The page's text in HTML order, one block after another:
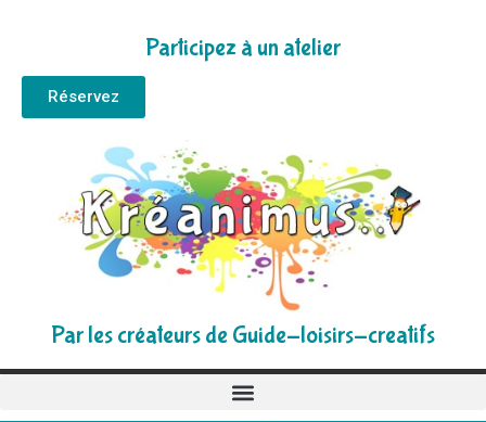
Participez à un atelier
Réservez
Par les créateurs de Guide-loisirs-creatifs